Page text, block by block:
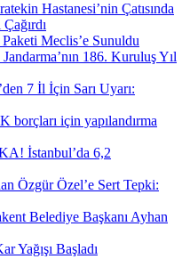
Hastanesi’nin Çatısında
Meclis’e Sunuldu
Jandarma’nın 186. Kuruluş Yıl
7 İl İçin Sarı Uyarı:
borçları için yapılandırma
İstanbul’da 6,2
Özgür Özel’e Sert Tepki:
Belediye Başkanı Ayhan
Yağışı Başladı